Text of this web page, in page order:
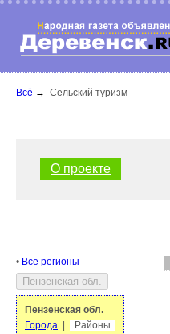
Всё → Сельский туризм
О проекте
• Все регионы
Пензенская обл.
Города
Районы